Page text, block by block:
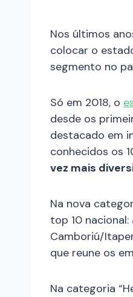
Nos últimos
colocar o
segmento no
Só em 2018, o
desde os
destacado em
conhecidos os
vez mais
Na nova
top 10
Camboriú/
que reune os
Na categoria